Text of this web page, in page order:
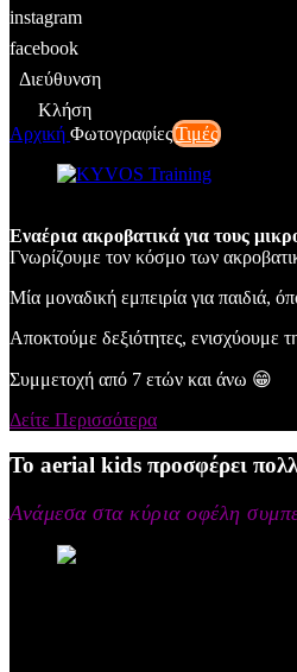
instagram
facebook
Διεύθυνση
Κλήση
Αρχική ΦωτογραφίεςΤιμές
Εναέρια ακροβατικά για τους
Γνωρίζουμε τον κόσμο των
Μία μοναδική εμπειρία για παιδιά,
Αποκτούμε δεξιότητες, ενισχύουμε
Συμμετοχή από 7 ετών και άνω 😁
Δείτε Περισσότερα
Το aerial kids προσφέρει
Ανάμεσα στα κύρια οφέλη